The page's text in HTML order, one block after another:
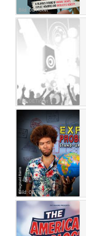
Bild: OETicket
Bild: OETicket
Bild: OETicket